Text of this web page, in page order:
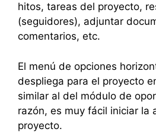
hitos, tareas del proyecto,
(seguidores), adjuntar
comentarios, etc.
El menú de opciones
despliega para el proyecto
similar al del módulo de
razón, es muy fácil iniciar la
proyecto.